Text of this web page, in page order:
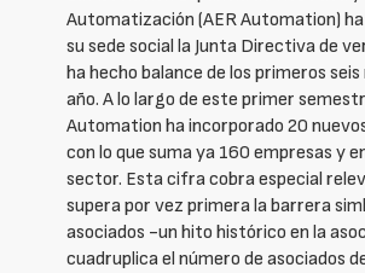
Automatización (AER Automation)
su sede social la Junta Directiva de
ha hecho balance de los primeros seis
año. A lo largo de este primer
Automation ha incorporado 20
con lo que suma ya 160 empresas y
sector. Esta cifra cobra especial
supera por vez primera la barrera
asociados -un hito histórico en la
cuadruplica el número de asociados